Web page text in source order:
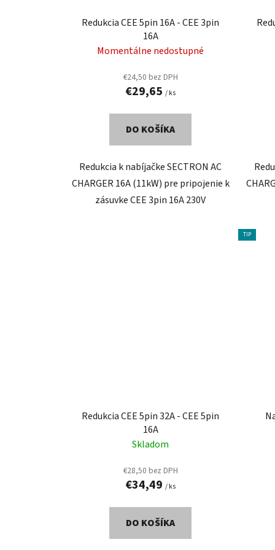
Redukcia CEE 5pin 16A - CEE 3pin
16A
Momentálne nedostupné
€24,50 bez DPH
€29,65 / ks
DO KOŠÍKA
Redukcia k nabíjačke SECTRON AC
CHARGER 16A (11kW) pre pripojenie k
zásuvke CEE 3pin 16A 230V
Redukcia CEE 5pin 32A - CEE 5pin
16A
Skladom
€28,50 bez DPH
€34,49 / ks
DO KOŠÍKA
TIP